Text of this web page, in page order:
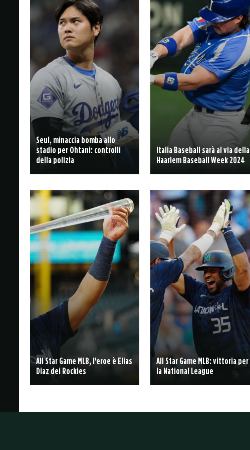
Seul, minaccia bomba allo
stadio per Ohtani: controlli
della polizia
Italia Baseball sarà al via della
Haarlem Baseball Week 2024
All Star Game MLB, l'eroe è Elias
Diaz dei Rockies
All Star Game MLB: vittoria per
la National League